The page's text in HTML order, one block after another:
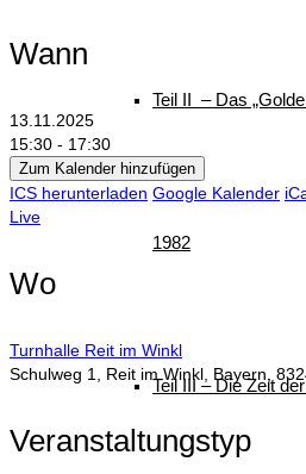
Teil II – Das
1982
Teil III – Die Zeit
Wann
13.11.2025
15:30 - 17:30
Zum Kalender hinzufügen
ICS herunterladen Google Kalender
Live
Wo
Turnhalle Reit im Winkl
Schulweg 1, Reit im Winkl, Bayern,
Veranstaltungstyp